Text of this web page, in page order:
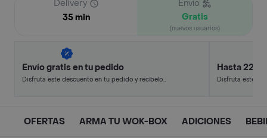
Delivery
35 min
Envío
Gratis
(nuevos usuarios)
Envío gratis en tu pedido
Disfruta este descuento en tu pedido y recíbelo
Hasta 22%
Disfruta este
OFERTAS ARMA TU WOK-BOX ADICIONES